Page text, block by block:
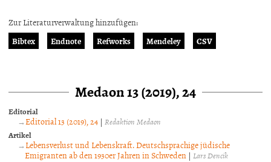
Zur Literaturverwaltung hinzufügen:
Bibtex
Endnote Refworks Mendeley CSV
Medaon 13 (2019), 24
Editorial
Editorial 13 (2019), 24 |Redaktion Medaon
Artikel
Lebensverlust und Lebenskraft. Deutschsprachige jüdische
Emigranten ab den 1930er Jahren in Schweden | Lars Dencik